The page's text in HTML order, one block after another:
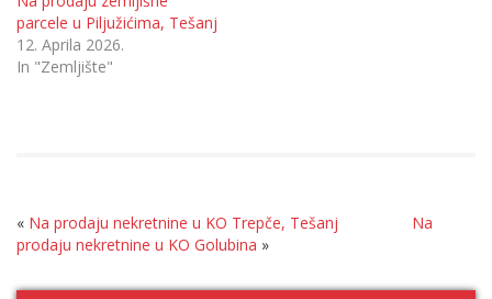
parcele u Piljužićima, Tešanj
12. Aprila 2026.
In "Zemljište"
« Na prodaju nekretnine u KO Trepče, Tešanj
Na
prodaju nekretnine u KO Golubina »